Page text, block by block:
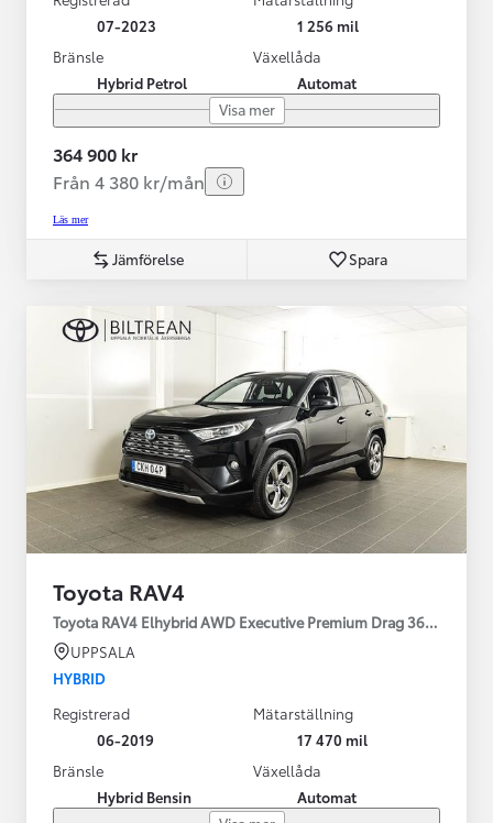
07-2023
1 256 mil
Bränsle
Hybrid Petrol
Växellåda
Automat
Visa mer
364 900 kr
Från 4 380 kr/mån
Läs mer
Jämförelse Spara
Toyota RAV4
Toyota RAV4 Elhybrid AWD Executive Premium Drag 360-kamera
UPPSALA
HYBRID
Registrerad
06-2019
Mätarställning
17 470 mil
Bränsle
Hybrid Bensin
Växellåda
Automat